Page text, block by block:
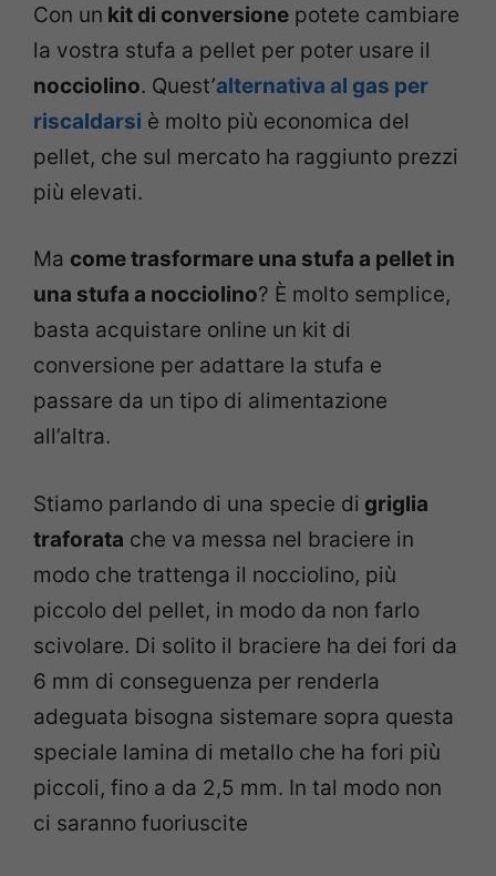
Con un kit di conversione potete cambiare
la vostra stufa a pellet per poter usare il
nocciolino. Quest’alternativa al gas per
riscaldarsi è molto più economica del
pellet, che sul mercato ha raggiunto prezzi
più elevati.
Ma come trasformare una stufa a pellet in
una stufa a nocciolino? È molto semplice,
basta acquistare online un kit di
conversione per adattare la stufa e
passare da un tipo di alimentazione
all’altra.
Stiamo parlando di una specie di griglia
traforata che va messa nel braciere in
modo che trattenga il nocciolino, più
piccolo del pellet, in modo da non farlo
scivolare. Di solito il braciere ha dei fori da
6 mm di conseguenza per renderla
adeguata bisogna sistemare sopra questa
speciale lamina di metallo che ha fori più
piccoli, fino a da 2,5 mm. In tal modo non
ci saranno fuoriuscite